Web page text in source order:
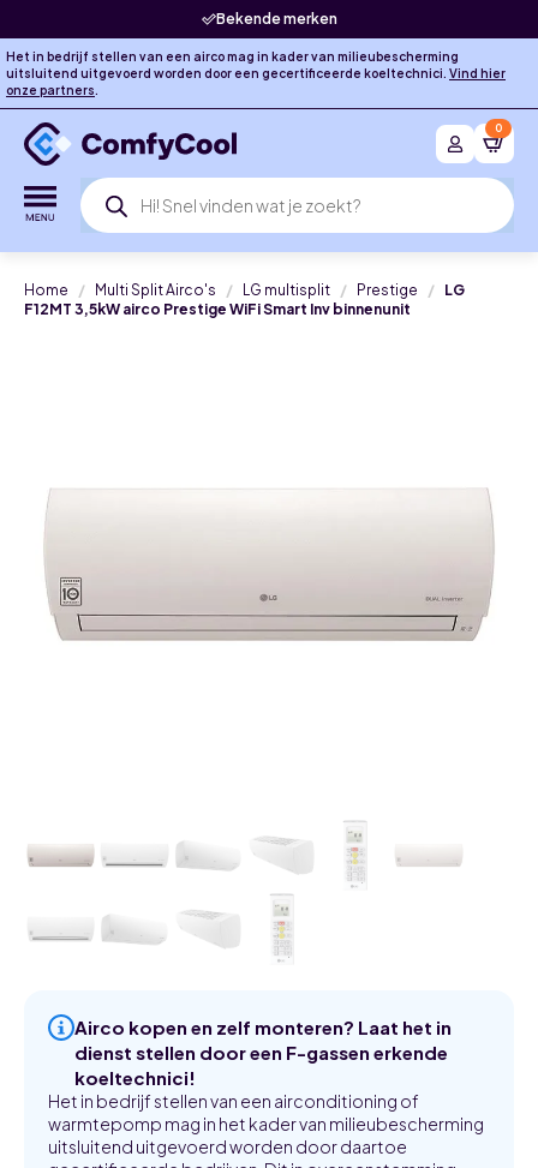
Bekende merken
Het in bedrijf stellen van een airco mag in kader van milieubescherming
uitsluitend uitgevoerd worden door een gecertificeerde koeltechnici. Vind hier
onze partners.
Producten
zoeken
0
Home Multi Split Airco's LG multisplit Prestige
LG
F12MT 3,5kW airco Prestige WiFi Smart Inv binnenunit
Airco kopen en zelf monteren? Laat het in
dienst stellen door een F-gassen erkende
koeltechnici!
Het in bedrijf stellen van een airconditioning of
warmtepomp mag in het kader van milieubescherming
uitsluitend uitgevoerd worden door daartoe